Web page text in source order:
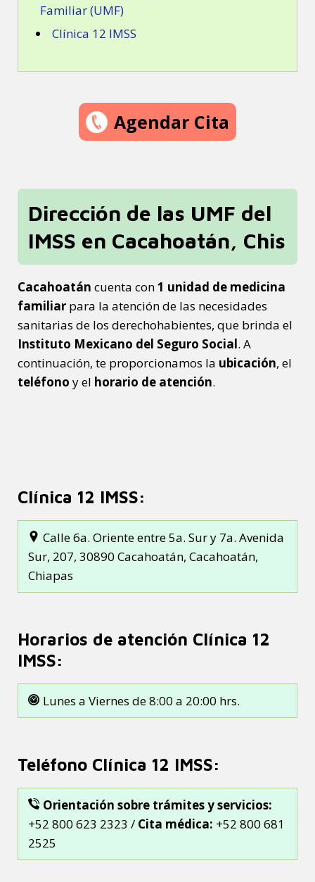
Familiar (UMF)
Clínica 12 IMSS
Agendar Cita
Dirección de las UMF del
IMSS en Cacahoatán, Chis
Cacahoatán cuenta con1 unidad de medicina
familiar para la atención de las necesidades
sanitarias de los derechohabientes, que brinda el
Instituto Mexicano del Seguro Social. A
continuación, te proporcionamos la ubicación, el
teléfono y el horario de atención.
Clínica 12 IMSS:
Calle 6a. Oriente entre 5a. Sur y 7a. Avenida
Sur, 207, 30890 Cacahoatán, Cacahoatán,
Chiapas
Horarios de atención Clínica 12
IMSS:
Lunes a Viernes de 8:00 a 20:00 hrs.
Teléfono Clínica 12 IMSS:
Orientación sobre trámites y servicios:
+52 800 623 2323 / Cita médica: +52 800 681
2525